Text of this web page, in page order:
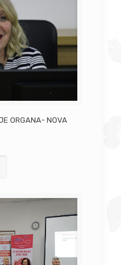
ORGANA- NOVA